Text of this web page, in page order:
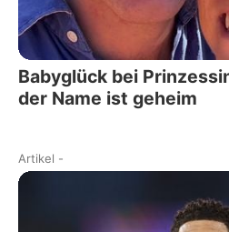
Babyglück bei
der Name ist geheim
Artikel -